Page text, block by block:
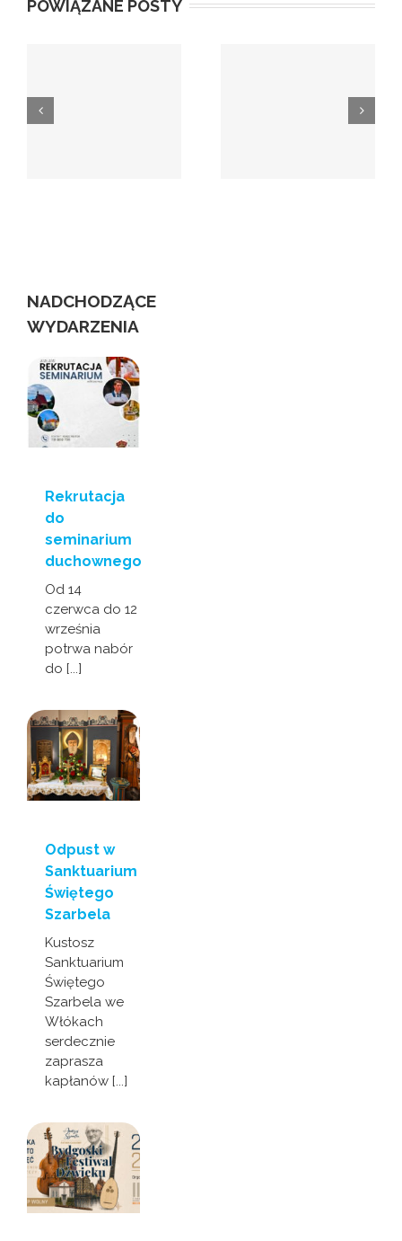
POWIĄZANE POSTY
Dom św. Jana
Pawła II (Dom
NADCHODZĄCE
WYDARZENIA
Rekrutacja
do
seminarium
duchownego
Od 14
czerwca do 12
września
potrwa nabór
do [...]
Odpust w
Sanktuarium
Świętego
Szarbela
Kustosz
Sanktuarium
Świętego
Szarbela we
Włókach
serdecznie
zaprasza
kapłanów [...]